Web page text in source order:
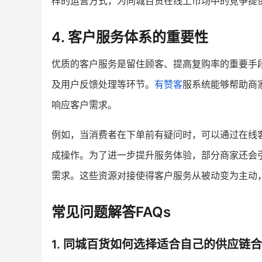
4. 客户服务体系的重要性
优质的客户服务是留住顾客、提高复购率的重要
及用户反馈处理等环节。 有赞客服系统能够帮助商
响应客户需求。
例如，当消费者在下单前有疑问时，可以通过在
成操作。为了进一步提升服务体验，部分商家还
需求。这些资源对接使得客户服务从被动变为主
常见问题解答FAQs
1. 同城百货如何选择适合自己的供应链